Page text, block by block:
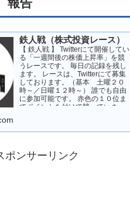
鉄人戦（株式投資レース）
【 鉄人戦 】 Twitterにて開催してい
る「一週間後の株価上昇率」を競
うレースです。 毎日の記録を残し
ます。 レースは、Twitterにて募集
しております。（基本 土曜２０
時～／日曜１２時～） 誰でも自由
に参加可能です。 赤色の１０位ま
でポイントを付けて競っていま
ポンサーリンク